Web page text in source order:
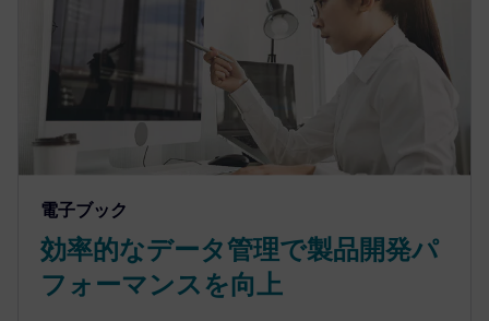
電子ブック
効率的なデータ管理で製品開発パ
フォーマンスを向上